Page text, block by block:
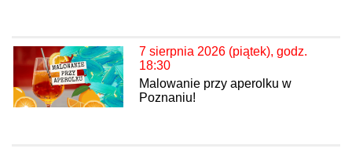
7 sierpnia 2026 (piątek), godz.
18:30
Malowanie przy aperolku w
Poznaniu!